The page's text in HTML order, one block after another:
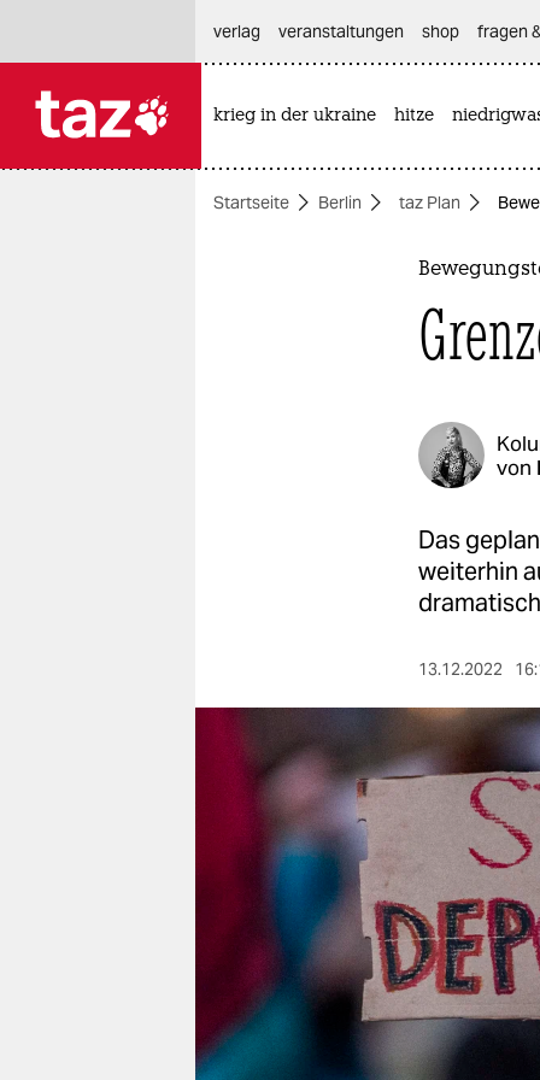
themen
verlag
veranstaltungen
shop
unterstützen
genossenschaft
verlag
veranstaltungen shop fragen
krieg in der ukraine hitze
Startseite Berlin taz Plan
von
Das
weiterhin
13.12.2022